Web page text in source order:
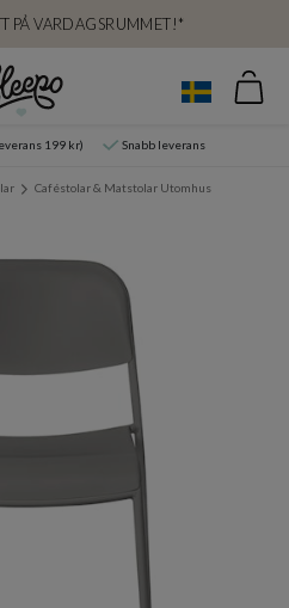
PÅ VARDAGSRUMMET!*
199 kr) Snabb leverans
Caféstolar & Matstolar Utomhus